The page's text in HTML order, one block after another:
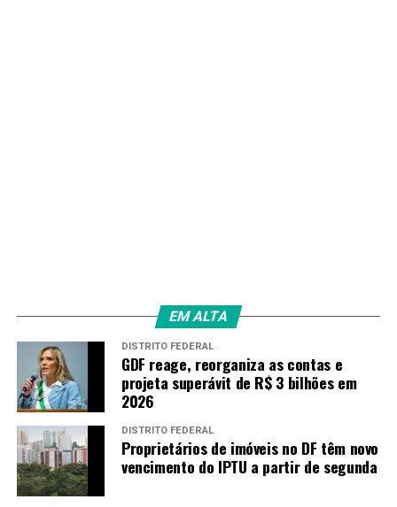
EM ALTA
DISTRITO FEDERAL
GDF reage, reorganiza as contas e
projeta superávit de R$ 3 bilhões em
2026
DISTRITO FEDERAL
Proprietários de imóveis no DF têm novo
vencimento do IPTU a partir de segunda